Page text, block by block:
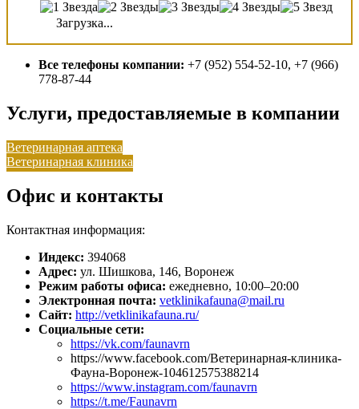
Загрузка...
Все телефоны компании: +7 (952) 554-52-10, +7 (966)
778-87-44
Услуги, предоставляемые в компании
Ветеринарная аптека
Ветеринарная клиника
Офис и контакты
Контактная информация:
Индекс: 394068
Адрес: ул. Шишкова, 146, Воронеж
Режим работы офиса: ежедневно, 10:00–20:00
Электронная почта: vetklinikafauna@mail.ru
Сайт: http://vetklinikafauna.ru/
Социальные сети:
https://vk.com/faunavrn
https://www.facebook.com/Ветеринарная-клиника-
Фауна-Воронеж-104612575388214
https://www.instagram.com/faunavrn
https://t.me/Faunavrn